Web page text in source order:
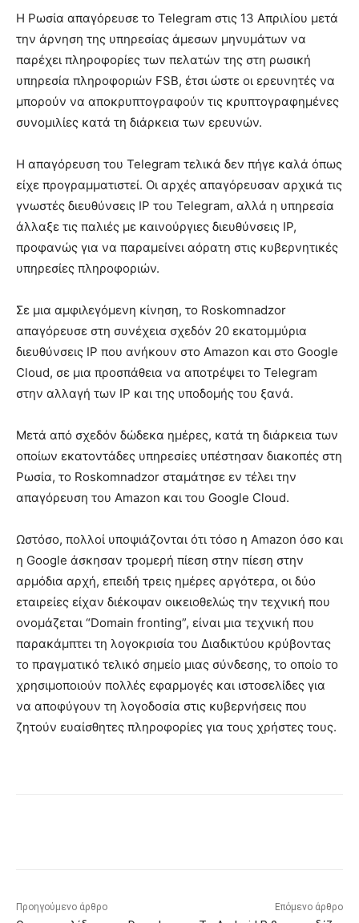
Η Ρωσία απαγόρευσε το Telegram στις 13 Απριλίου μετά
την άρνηση της υπηρεσίας άμεσων μηνυμάτων να
παρέχει πληροφορίες των πελατών της στη ρωσική
υπηρεσία πληροφοριών FSB, έτσι ώστε οι ερευνητές να
μπορούν να αποκρυπτογραφούν τις κρυπτογραφημένες
συνομιλίες κατά τη διάρκεια των ερευνών.
Η απαγόρευση του Telegram τελικά δεν πήγε καλά όπως
είχε προγραμματιστεί. Οι αρχές απαγόρευσαν αρχικά τις
γνωστές διευθύνσεις IP του Telegram, αλλά η υπηρεσία
άλλαξε τις παλιές με καινούργιες διευθύνσεις IP,
προφανώς για να παραμείνει αόρατη στις κυβερνητικές
υπηρεσίες πληροφοριών.
Σε μια αμφιλεγόμενη κίνηση, το Roskomnadzor
απαγόρευσε στη συνέχεια σχεδόν 20 εκατομμύρια
διευθύνσεις IP που ανήκουν στο Amazon και στο Google
Cloud, σε μια προσπάθεια να αποτρέψει το Telegram
στην αλλαγή των IP και της υποδομής του ξανά.
Μετά από σχεδόν δώδεκα ημέρες, κατά τη διάρκεια των
οποίων εκατοντάδες υπηρεσίες υπέστησαν διακοπές στη
Ρωσία, το Roskomnadzor σταμάτησε εν τέλει την
απαγόρευση του Amazon και του Google Cloud.
Ωστόσο, πολλοί υποψιάζονται ότι τόσο η Amazon όσο και
η Google άσκησαν τρομερή πίεση στην πίεση στην
αρμόδια αρχή, επειδή τρεις ημέρες αργότερα, οι δύο
εταιρείες είχαν διέκοψαν οικειοθελώς την τεχνική που
ονομάζεται “Domain fronting”, είναι μια τεχνική που
παρακάμπτει τη λογοκρισία του Διαδικτύου κρύβοντας
το πραγματικό τελικό σημείο μιας σύνδεσης, το οποίο το
χρησιμοποιούν πολλές εφαρμογές και ιστοσελίδες για
να αποφύγουν τη λογοδοσία στις κυβερνήσεις που
ζητούν ευαίσθητες πληροφορίες για τους χρήστες τους.
Προηγούμενο άρθρο Επόμενο άρθρο